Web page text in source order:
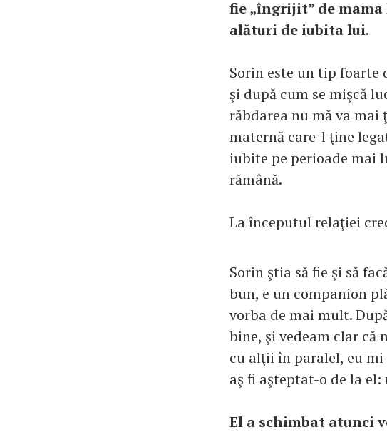
fie „îngrijit” de
alături de iubita lui.
Sorin este un tip
şi după cum se mişcă
răbdarea nu mă va
maternă care-l ţine
iubite pe perioade mai
rămână.
La începutul relaţiei
Sorin ştia să fie şi să
bun, e un companion
vorba de mai mult.
bine, şi vedeam clar că
cu alţii în paralel, eu
aş fi aşteptat-o de la
El a schimbat atunci